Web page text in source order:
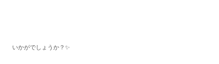
いかがでしょうか？✨